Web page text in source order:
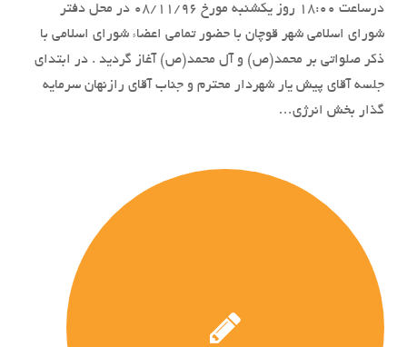
درساعت 18:00 روز یکشنبه مورخ 08/11/96 در محل دفتر
شورای اسلامی شهر قوچان با حضور تمامی اعضاء شورای اسلامی با
ذکر صلواتی بر محمد(ص) و آل محمد(ص) آغاز گردید . در ابتدای
جلسه آقای پیش یار شهردار محترم و جناب آقای رازنهان سرمایه
گذار بخش انرژی…